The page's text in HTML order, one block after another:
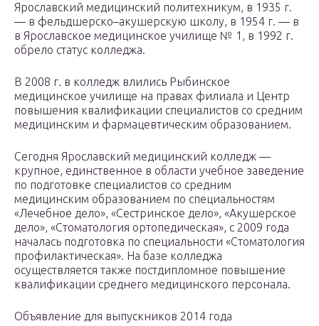
Ярославский медицинский политехникум, в 1935 г.
— в фельдшерско–акушерскую школу, в 1954 г. — в
в Ярославское медицинское училище № 1, в 1992 г.
обрело статус колледжа.
В 2008 г. в колледж влились Рыбинское
медицинское училище на правах филиала и Центр
повышения квалификации специалистов со средним
медицинским и фармацевтическим образованием.
Сегодня Ярославский медицинский колледж —
крупное, единственное в области учебное заведение
по подготовке специалистов со средним
медицинским образованием по специальностям
«Лечебное дело», «Сестринское дело», «Акушерское
дело», «Стоматология ортопедическая», с 2009 года
началась подготовка по специальности «Стоматология
профилактическая». На базе колледжа
осуществляется также постдипломное повышение
квалификации среднего медицинского персонала.
Объявление для выпускников 2014 года